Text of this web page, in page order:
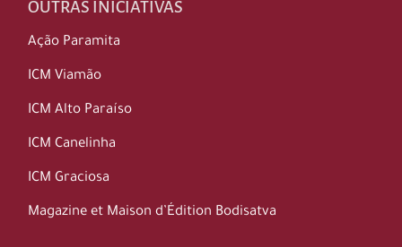
OUTRAS INICIATIVAS
Ação Paramita
ICM Viamão
ICM Alto Paraíso
ICM Canelinha
ICM Graciosa
Magazine et Maison d’Édition Bodisatva